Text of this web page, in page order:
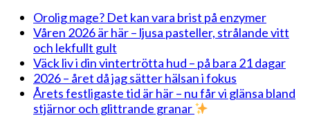
Orolig mage? Det kan vara brist på enzymer
Våren 2026 är här – ljusa pasteller, strålande vitt
och lekfullt gult
Väck liv i din vintertrötta hud – på bara 21 dagar
2026 – året då jag sätter hälsan i fokus
Årets festligaste tid är här – nu får vi glänsa bland
stjärnor och glittrande granar